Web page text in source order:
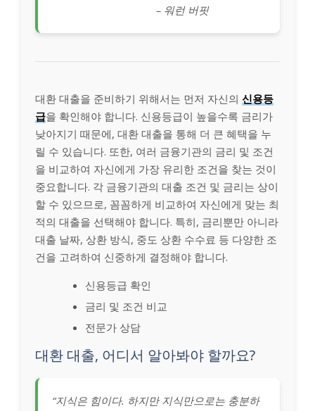
– 워런 버핏
대환 대출을 준비하기 위해서는 먼저 자신의 신용등
급을 확인해야 합니다. 신용등급이 높을수록 금리가
낮아지기 때문에, 대환 대출을 통해 더 큰 혜택을 누
릴 수 있습니다. 또한, 여러 금융기관의 금리 및 조건
을 비교하여 자신에게 가장 유리한 조건을 찾는 것이
중요합니다. 각 금융기관의 대출 조건 및 금리는 상이
할 수 있으므로, 꼼꼼하게 비교하여 자신에게 맞는 최
적의 대출을 선택해야 합니다. 특히, 금리뿐만 아니라
대출 날짜, 상환 방식, 중도 상환 수수료 등 다양한 조
건을 고려하여 신중하게 결정해야 합니다.
신용등급 확인
금리 및 조건 비교
전문가 상담
대환 대출, 어디서 알아봐야 할까요?
“지식은 힘이다. 하지만 지식만으로는 충분하